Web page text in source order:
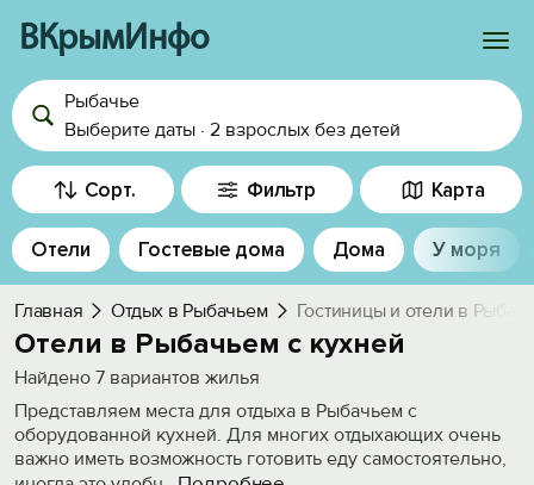
ВКрымИнфо
Войти
Избранное
История просмотра
Добавить свой объект
Рыбачье
Выберите даты · 2 взрослых без детей
Сорт. Фильтр Карта
Отели Гостевые дома Дома У моря
Главная Отдых в Рыбачьем Гостиницы и отели в
Отели в Рыбачьем с кухней
Найдено 7 вариантов жилья
Представляем места для отдыха в Рыбачьем с
оборудованной кухней. Для многих отдыхающих очень
важно иметь возможность готовить еду самостоятельно,